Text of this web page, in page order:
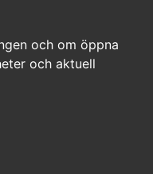
och om öppna
och aktuell